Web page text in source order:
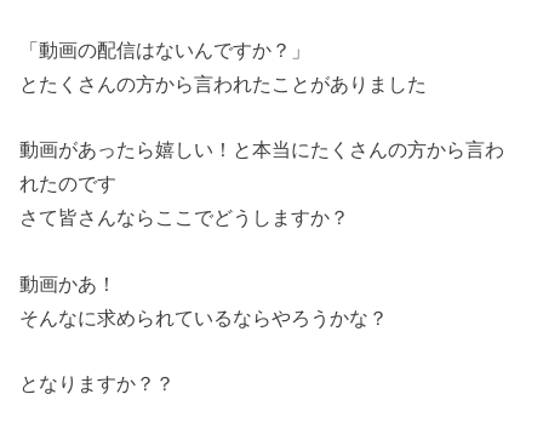
「動画の配信はないんですか？」
とたくさんの方から言われたことがありました
動画があったら嬉しい！と本当にたくさんの方から言わ
れたのです
さて皆さんならここでどうしますか？
動画かあ！
そんなに求められているならやろうかな？
となりますか？？